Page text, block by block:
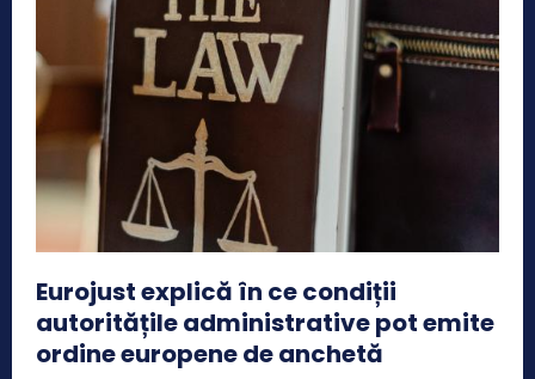
Eurojust explică în ce condiții
autoritățile administrative pot emite
ordine europene de anchetă